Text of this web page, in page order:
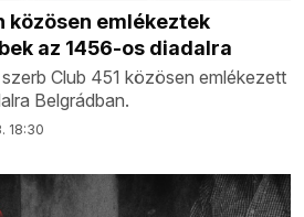
közösen emlékeztek
az 1456-os diadalra
Club 451 közösen emlékezett
Belgrádban.
18:30